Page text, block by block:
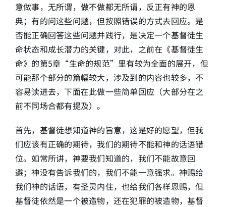
简介
下载
意做事，无所谓，做不做都无所谓，反正有神的恩
典；有的问这些问题，但按照错误的方式去回应。是
否能正确回答这些问题并践行，是决定一个基督徒生
命状态和成长潜力的关键，对此，之前在《基督徒生
命》的第5章“生命的规范”里有较为全面的展开，但
可能那个部分的篇幅较大，涉及到的内容也较多，不
容易读进去，下面在此做一些简单回应（大部分在之
前不同场合都有提及）。
首先，基督徒想知道神的旨意，这是好的愿望，但我
们应该有正确的期待，我们的期待不能和神的话语错
位。如常所讲，神要我们知道的，我们不能故意回
避；神没有告诉我们的，我们不能一意强求。神赐给
我们神的话语，有圣灵内住，也给我们各样恩赐，但
基督徒依然是一个被造物，还在犯罪的被造物，基督